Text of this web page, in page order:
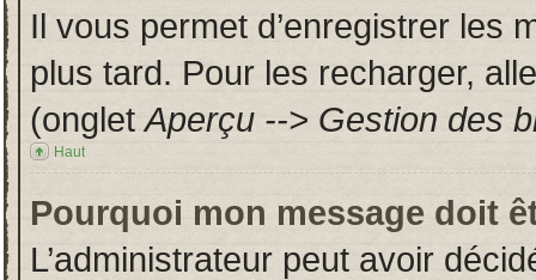
Il vous permet d’enregistrer les
plus tard. Pour les recharger,
(ongletAperçu --> Gestion des
Haut
Pourquoi mon message doit
L’administrateur peut avoir